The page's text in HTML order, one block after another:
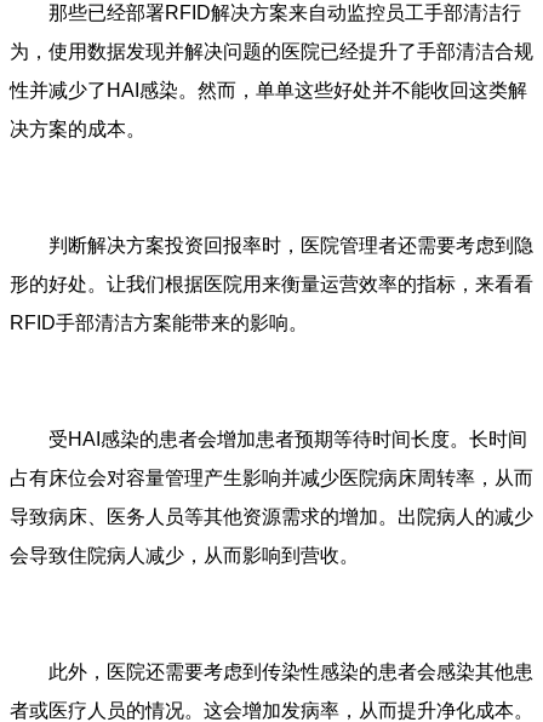
那些已经部署RFID解决方案来自动监控员工手部清洁行
为，使用数据发现并解决问题的医院已经提升了手部清洁合规
性并减少了HAI感染。然而，单单这些好处并不能收回这类解
决方案的成本。
判断解决方案投资回报率时，医院管理者还需要考虑到隐
形的好处。让我们根据医院用来衡量运营效率的指标，来看看
RFID手部清洁方案能带来的影响。
受HAI感染的患者会增加患者预期等待时间长度。长时间
占有床位会对容量管理产生影响并减少医院病床周转率，从而
导致病床、医务人员等其他资源需求的增加。出院病人的减少
会导致住院病人减少，从而影响到营收。
此外，医院还需要考虑到传染性感染的患者会感染其他患
者或医疗人员的情况。这会增加发病率，从而提升净化成本。